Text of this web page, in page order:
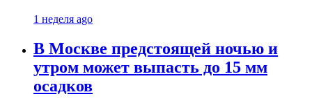
1 неделя ago
В Москве предстоящей ночью и
утром может выпасть до 15 мм
осадков